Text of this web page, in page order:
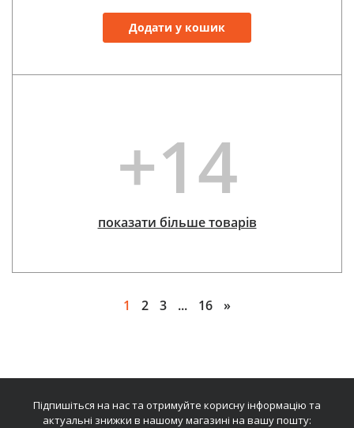
Додати у кошик
+14
показати більше товарів
1 2 3 ... 16 »
Підпишіться на нас та отримуйте корисну інформацію та
актуальні знижки в нашому магазині на вашу пошту: